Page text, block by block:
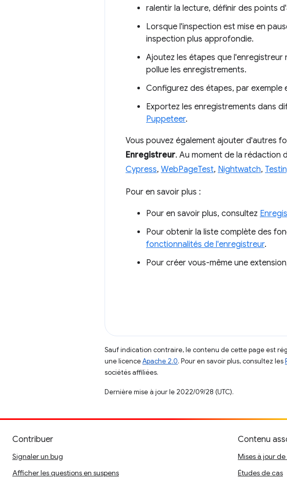
ralentir la lecture, définir des points
Lorsque l'inspection est mise en
inspection plus approfondie.
Ajoutez les étapes que l'enregistreur
pollue les enregistrements.
Configurez des étapes, par
Exportez les enregistrements dans
Puppeteer.
Vous pouvez également ajouter d'autres
Enregistreur. Au moment de la rédaction
Cypress, WebPageTest, Nightwatch,
Pour en savoir plus :
Pour en savoir plus, consultez
Pour obtenir la liste complète des
fonctionnalités de l'enregistreur.
Pour créer vous-même une
Sauf indication contraire, le contenu de cette page est
une licenceApache 2.0. Pour en savoir plus, consultez les
sociétés affiliées.
Dernière mise à jour le 2022/09/28 (UTC).
Contribuer
Signaler un bug
Afficher les questions en suspens
Contenu
Mises à jour
Études de cas